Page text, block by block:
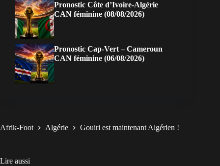
Pronostic Côte d’Ivoire-Algérie
CAN féminine (08/08/2026)
Pronostic Cap-Vert – Cameroun
CAN féminine (06/08/2026)
Afrik-Foot Algérie Gouiri est maintenant Algérien !
Lire aussi